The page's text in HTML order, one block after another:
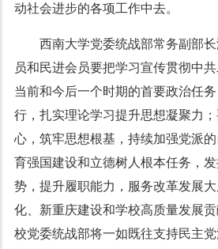
动社会进步的各项工作中去。
西南大学党委统战部常务副部
员和民进会员要把学习宣传贯彻中
当前和今后一个时期的首要政治任
行，扎实理论学习提升思想凝聚力
心，筑牢思想根基，持续加强党派
育强国建设和立德树人根本任务，
势，提升履职能力，服务改革发展
化、新重庆建设和学校高质量发展
校党委统战部将一如既往支持民主